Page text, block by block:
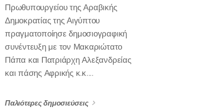
Πρωθυπουργείου της Αραβικής
Δημοκρατίας της Αιγύπτου
πραγματοποίησε δημοσιογραφική
συνέντευξη με τον Μακαριώτατο
Πάπα και Πατριάρχη Αλεξανδρείας
και πάσης Αφρικής κ.κ....
Παλιότερες δημοσιεύσεις